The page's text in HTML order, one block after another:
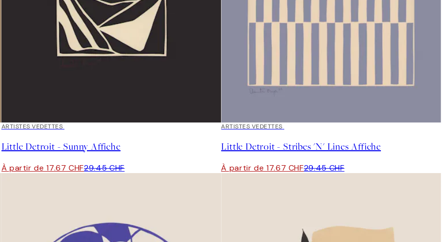
40%*
ARTISTES VEDETTES
Little Detroit - Sunny Affiche
À partir de 17.67 CHF29.45 CHF
40%*
ARTISTES VEDETTES
Little Detroit - Stribes 'N' Lines Affiche
À partir de 17.67 CHF29.45 CHF